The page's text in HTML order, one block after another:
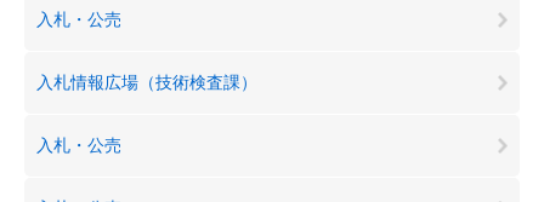
入札・公売
入札情報広場（技術検査課）
入札・公売